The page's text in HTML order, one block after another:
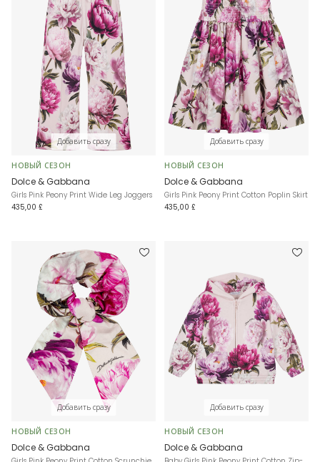
Добавить сразу
НОВЫЙ СЕЗОН
Dolce & Gabbana
Girls Pink Peony Print Wide Leg Joggers
435,00 £
Добавить сразу
НОВЫЙ СЕЗОН
Dolce & Gabbana
Girls Pink Peony Print Cotton Poplin Skirt
435,00 £
Добавить сразу
НОВЫЙ СЕЗОН
Dolce & Gabbana
Добавить сразу
НОВЫЙ СЕЗОН
Dolce & Gabbana